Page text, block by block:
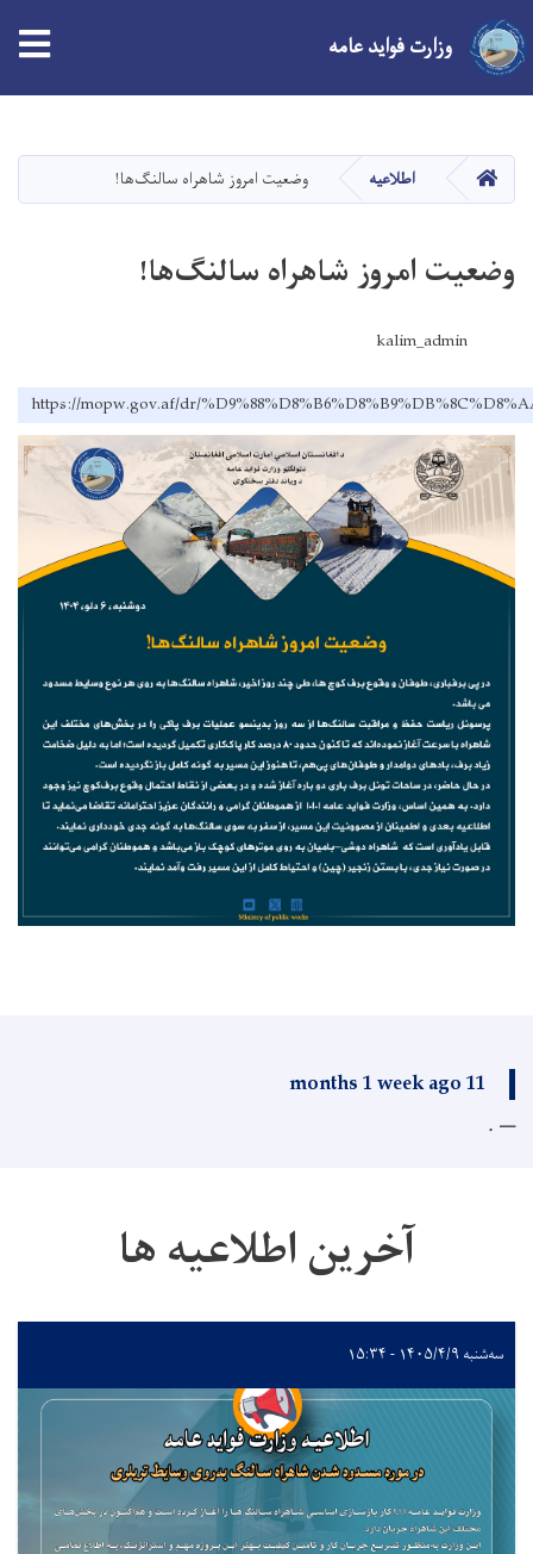
main
content
وزارت فواید عامه
صفحه اصلیاطلاعیه وضعیت امروز شاهراه سالنگ‌ها!
وضعیت امروز شاهراه سالنگ‌ها!
kalim_admin
https://mopw.gov.af/dr/
11 months 1 week ago
.
آخرین اطلاعیه ها
سه‌شنبه ۱۴۰۵/۴/۹ - ۱۵:۳۴